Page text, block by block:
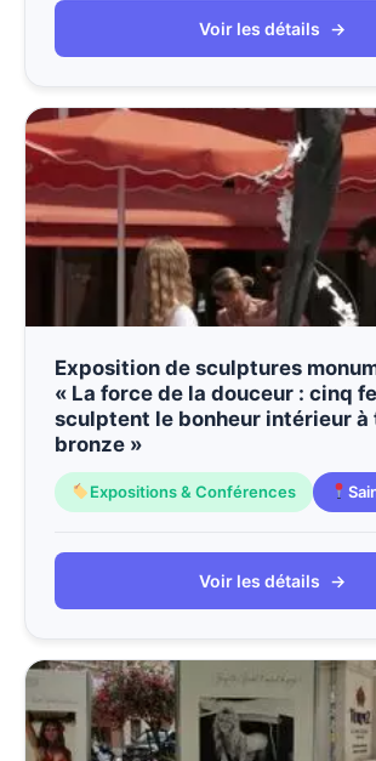
Voir les détails →
Exposition de sculptures
« La force de la douceur : cinq
sculptent le bonheur intérieur à
bronze »
Expositions & Conférences
Voir les détails →